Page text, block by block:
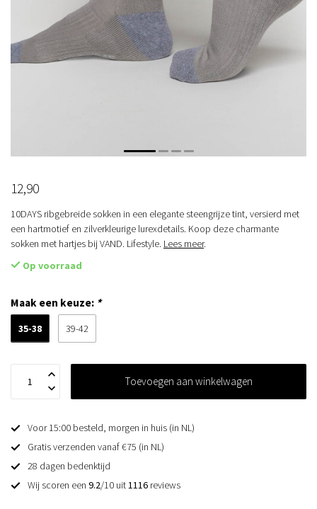
12,90
10DAYS ribgebreide sokken in een elegante steengrijze tint, versierd met
een hartmotief en zilverkleurige lurexdetails. Koop deze charmante
sokken met hartjes bij VAND. Lifestyle. Lees meer.
Op voorraad
Maak een keuze: *
35-38 39-42
Toevoegen aan winkelwagen
Voor 15:00 besteld, morgen in huis (in NL)
Gratis verzenden vanaf €75 (in NL)
28 dagen bedenktijd
Wij scoren een 9.2/10 uit1116 reviews